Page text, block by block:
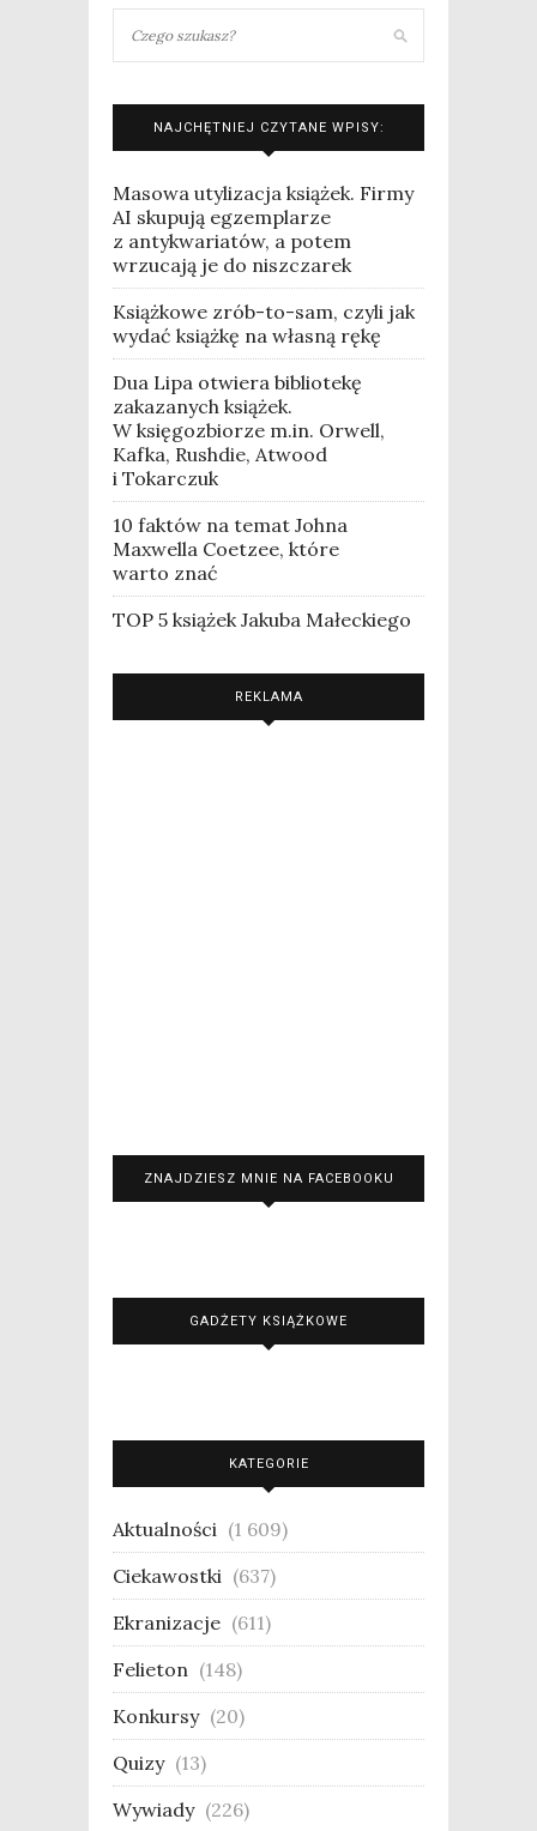
NAJCHĘTNIEJ CZYTANE WPISY:
Masowa utylizacja książek. Firmy
AI skupują egzemplarze
z antykwariatów, a potem
wrzucają je do niszczarek
Książkowe zrób-to-sam, czyli jak
wydać książkę na własną rękę
Dua Lipa otwiera bibliotekę
zakazanych książek.
W księgozbiorze m.in. Orwell,
Kafka, Rushdie, Atwood
i Tokarczuk
10 faktów na temat Johna
Maxwella Coetzee, które
warto znać
TOP 5 książek Jakuba Małeckiego
REKLAMA
ZNAJDZIESZ MNIE NA FACEBOOKU
GADŻETY KSIĄŻKOWE
KATEGORIE
Aktualności (1 609)
Ciekawostki (637)
Ekranizacje (611)
Felieton (148)
Konkursy (20)
Quizy (13)
Wywiady (226)